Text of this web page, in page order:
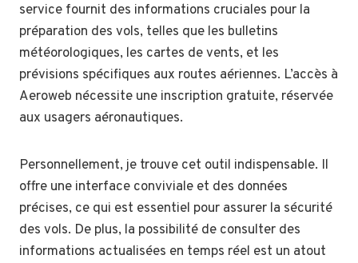
service fournit des informations cruciales pour la
préparation des vols, telles que les bulletins
météorologiques, les cartes de vents, et les
prévisions spécifiques aux routes aériennes. L’accès à
Aeroweb nécessite une inscription gratuite, réservée
aux usagers aéronautiques.
Personnellement, je trouve cet outil indispensable. Il
offre une interface conviviale et des données
précises, ce qui est essentiel pour assurer la sécurité
des vols. De plus, la possibilité de consulter des
informations actualisées en temps réel est un atout